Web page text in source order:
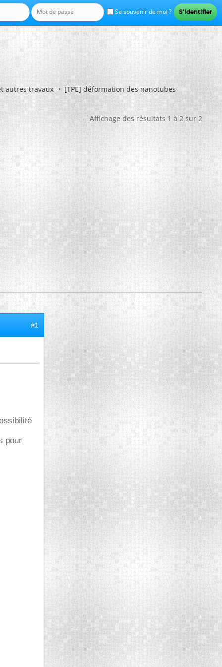
Se souvenir de moi ?
autres travaux [TPE] déformation des nanotubes
Affichage des résultats 1 à 2 sur 2
#1
pour